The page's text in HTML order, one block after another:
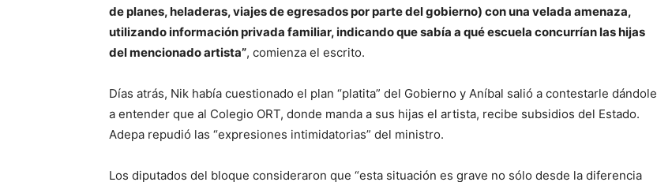
de planes, heladeras, viajes de egresados por parte del gobierno) con una velada amenaza,
utilizando información privada familiar, indicando que sabía a qué escuela concurrían las hijas
del mencionado artista”, comienza el escrito.
Días atrás, Nik había cuestionado el plan “platita” del Gobierno y Aníbal salió a contestarle dándole
a entender que al Colegio ORT, donde manda a sus hijas el artista, recibe subsidios del Estado.
Adepa repudió las “expresiones intimidatorias” del ministro.
Los diputados del bloque consideraron que “esta situación es grave no sólo desde la diferencia